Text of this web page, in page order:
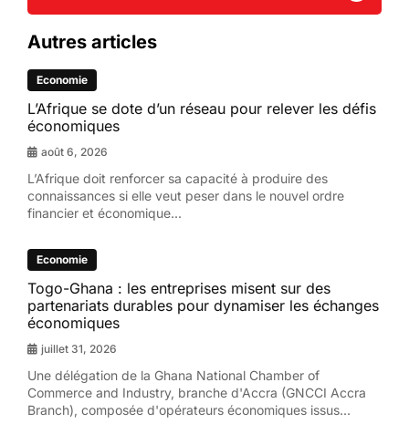
Autres articles
Economie
L’Afrique se dote d’un réseau pour relever les défis
économiques
août 6, 2026
L’Afrique doit renforcer sa capacité à produire des
connaissances si elle veut peser dans le nouvel ordre
financier et économique...
Economie
Togo-Ghana : les entreprises misent sur des
partenariats durables pour dynamiser les échanges
économiques
juillet 31, 2026
Une délégation de la Ghana National Chamber of
Commerce and Industry, branche d'Accra (GNCCI Accra
Branch), composée d'opérateurs économiques issus...